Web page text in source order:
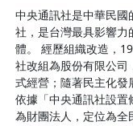
中央通訊社是中華民國
社，是台灣最具影響力
體。 經歷組織改造，
社改組為股份有限公司
式經營；隨著民主化發
依據「中央通訊社設置
為財團法人，定位為全